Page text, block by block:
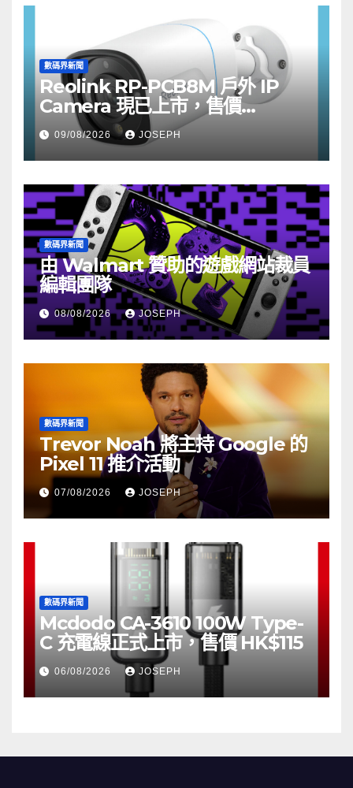
數碼界新聞
Reolink RP-PCB8M 戶外 IP
Camera 現已上市，售價
HK$722
09/08/2026 JOSEPH
數碼界新聞
由 Walmart 贊助的遊戲網站裁員
編輯團隊
08/08/2026 JOSEPH
數碼界新聞
Trevor Noah 將主持 Google 的
Pixel 11 推介活動
07/08/2026 JOSEPH
數碼界新聞
Mcdodo CA-3610 100W Type-
C 充電線正式上市，售價 HK$115
06/08/2026 JOSEPH